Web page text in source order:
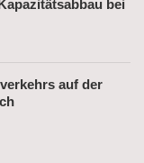
bei
auf der